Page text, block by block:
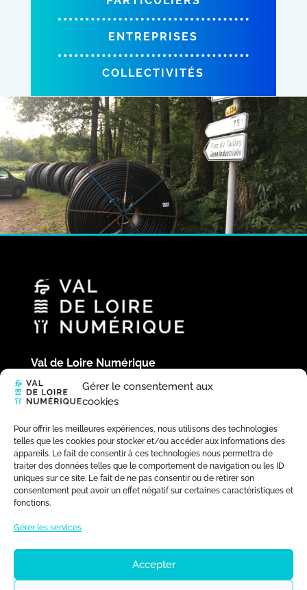
Gérer le consentement aux
cookies
Pour offrir les meilleures expériences, nous utilisons des technologies
telles que les cookies pour stocker et/ou accéder aux informations des
appareils. Le fait de consentir à ces technologies nous permettra de
traiter des données telles que le comportement de navigation ou les ID
uniques sur ce site. Le fait de ne pas consentir ou de retirer son
consentement peut avoir un effet négatif sur certaines caractéristiques et
fonctions.
Gérer les services
Accepter
ENTREPRISES
COLLECTIVITÉS
Val de Loire Numérique
Hôtel du Département
Place de la République
41020 Blois Cedex
02 54 58 44 39